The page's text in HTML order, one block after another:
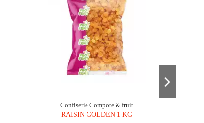
Confiserie Compote & fruit
RAISIN GOLDEN 1 KG